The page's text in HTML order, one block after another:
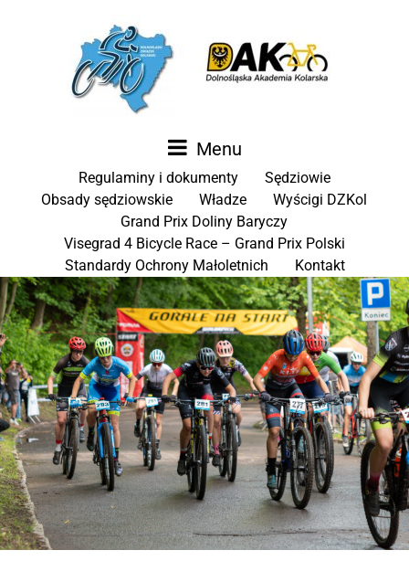
Menu
Regulaminy i dokumenty
Sędziowie
Obsady sędziowskie
Władze
Wyścigi DZKol
Grand Prix Doliny Baryczy
Visegrad 4 Bicycle Race – Grand Prix Polski
Standardy Ochrony Małoletnich
Kontakt